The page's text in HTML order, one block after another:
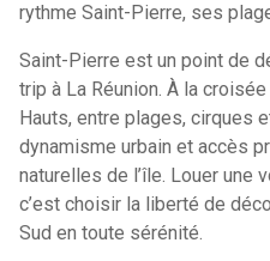
rythme Saint-Pierre, ses
Saint-Pierre est un point de
trip à La Réunion. À la
Hauts, entre plages, cirques
dynamisme urbain et accès
naturelles de l’île. Louer une
c’est choisir la liberté de
Sud en toute sérénité.